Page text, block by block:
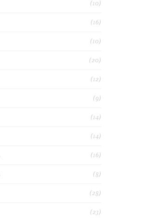
(10)
(16)
(10)
(20)
(12)
(9)
(14)
(14)
(16)
(8)
(28)
(23)